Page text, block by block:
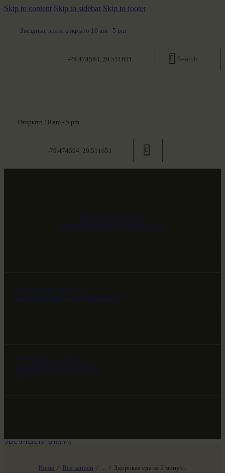
Skip to content Skip to sidebar Skip to footer
Звездные врата открыто 10 am - 5 pm
-79.474594, 29.511651
Открыто 10 am - 5 pm
-79.474594, 29.511651
ЗВЕЗДНЫЕ ВРАТА
НАШ МИР ВЧЕРА СЕГОДНЯ И ЗАВТРА
ЗВЕЗДНЫЕ ВРАТА
НАШ МИР ВЧЕРА СЕГОДНЯ И ЗАВТРА
ЗВЕЗДНЫЕ ВРАТА
НАШ МИР ВЧЕРА СЕГОДНЯ И
ЗАВТРА
Home Все записи Здоровая еда за 5 минут...
ЗВЕЗДНЫЕ ВРАТА
SG-6